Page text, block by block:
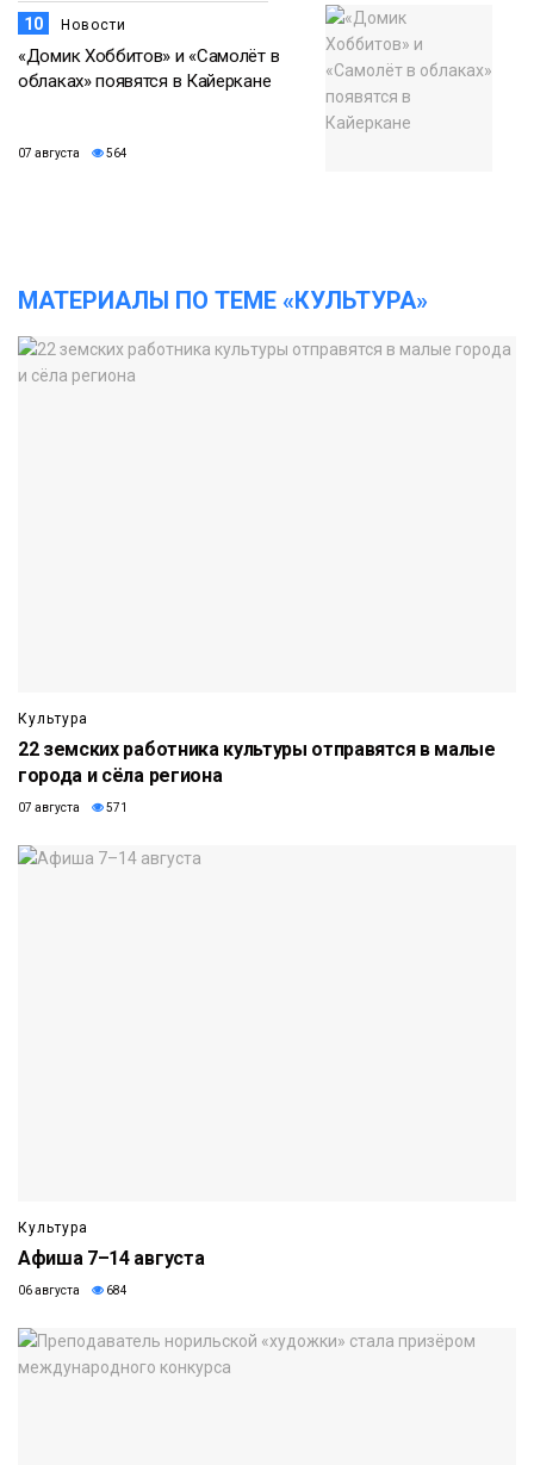
10 Новости
«Домик Хоббитов» и «Самолёт в
облаках» появятся в Кайеркане
07 августа 564
МАТЕРИАЛЫ ПО ТЕМЕ «КУЛЬТУРА»
Культура
22 земских работника культуры отправятся в малые
города и сёла региона
07 августа 571
Культура
Афиша 7–14 августа
06 августа 684